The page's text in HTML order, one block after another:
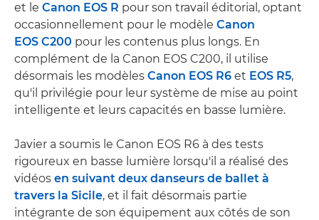
et le Canon EOS R pour son travail éditorial, optant
occasionnellement pour le modèle Canon
EOS C200 pour les contenus plus longs. En
complément de la Canon EOS C200, il utilise
désormais les modèles Canon EOS R6 et EOS R5,
qu'il privilégie pour leur système de mise au point
intelligente et leurs capacités en basse lumière.
Javier a soumis le Canon EOS R6 à des tests
rigoureux en basse lumière lorsqu'il a réalisé des
vidéos en suivant deux danseurs de ballet à
travers la Sicile, et il fait désormais partie
intégrante de son équipement aux côtés de son